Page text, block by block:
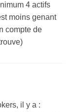
4 actifs
moins genant
compte de
il y a :